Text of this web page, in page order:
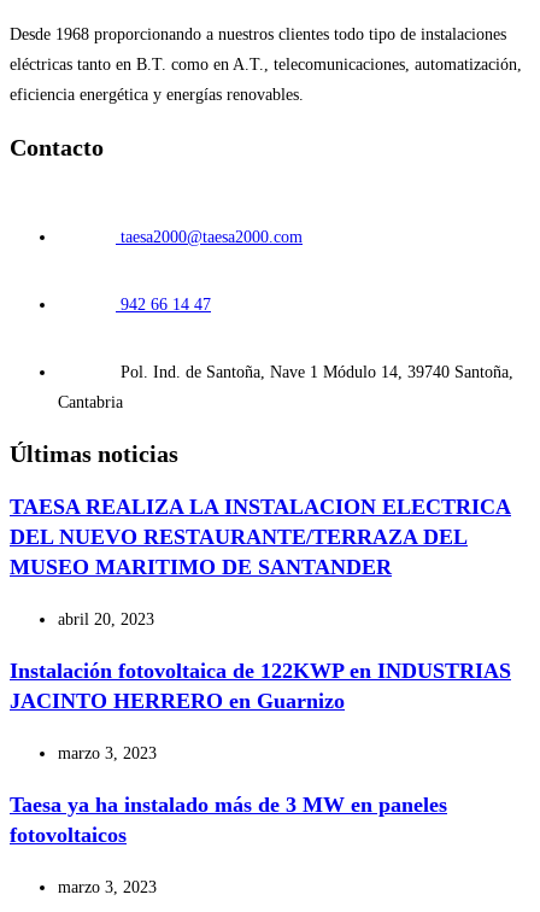
Desde 1968 proporcionando a nuestros clientes todo tipo de instalaciones
eléctricas tanto en B.T. como en A.T., telecomunicaciones, automatización,
eficiencia energética y energías renovables.
Contacto
taesa2000@taesa2000.com
942 66 14 47
Pol. Ind. de Santoña, Nave 1 Módulo 14, 39740 Santoña,
Cantabria
Últimas noticias
TAESA REALIZA LA INSTALACION ELECTRICA
DEL NUEVO RESTAURANTE/TERRAZA DEL
MUSEO MARITIMO DE SANTANDER
abril 20, 2023
Instalación fotovoltaica de 122KWP en INDUSTRIAS
JACINTO HERRERO en Guarnizo
marzo 3, 2023
Taesa ya ha instalado más de 3 MW en paneles
fotovoltaicos
marzo 3, 2023